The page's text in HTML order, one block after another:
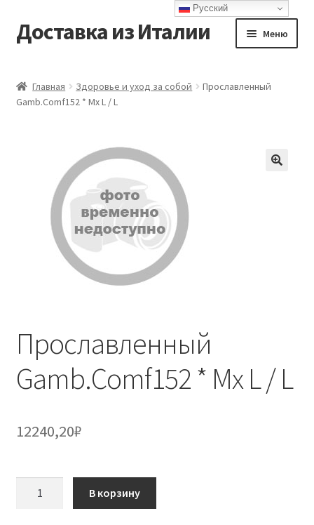
Перейти
к
Перейти
к
Доставка из Италии Меню
Доставка
Оформление заказа
Главная Здоровье и уход за собой
Прославленный
Gamb.Comf152 * Mx L / L
Прославленный
Gamb.Comf152 * Mx L / L
12240,20₽
В корзину
Русский